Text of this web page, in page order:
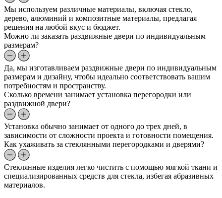
Мы используем различные материалы, включая стекло,
дерево, алюминий и композитные материалы, предлагая
решения на любой вкус и бюджет.
Можно ли заказать раздвижные двери по индивидуальным
размерам?
Да, мы изготавливаем раздвижные двери по индивидуальным
размерам и дизайну, чтобы идеально соответствовать вашим
потребностям и пространству.
Сколько времени занимает установка перегородки или
раздвижной двери?
Установка обычно занимает от одного до трех дней, в
зависимости от сложности проекта и готовности помещения.
Как ухаживать за стеклянными перегородками и дверями?
Стеклянные изделия легко чистить с помощью мягкой ткани и
специализированных средств для стекла, избегая абразивных
материалов.